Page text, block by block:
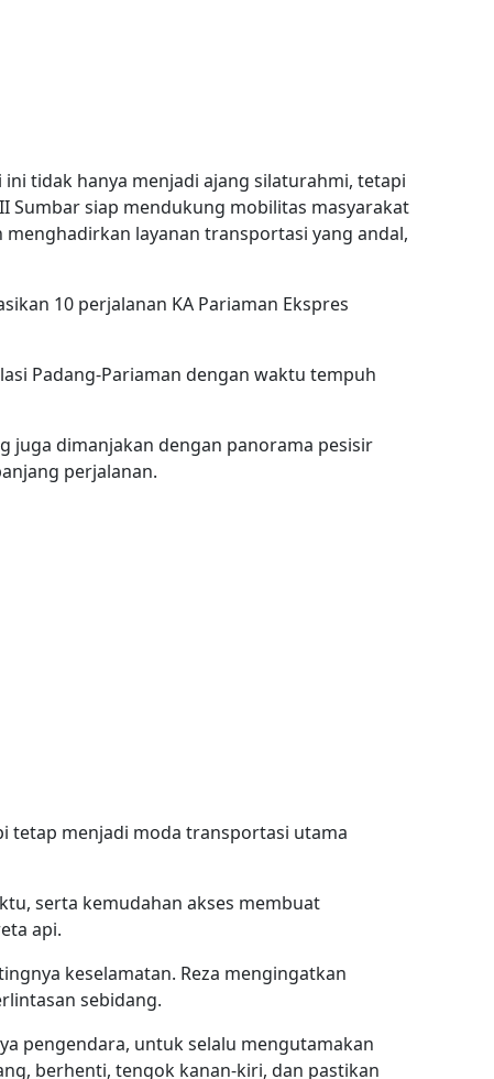
tidak hanya menjadi ajang silaturahmi, tetapi
Sumbar siap mendukung mobilitas masyarakat
layanan transportasi yang andal,
10 perjalanan KA Pariaman Ekspres
Padang-Pariaman dengan waktu tempuh
juga dimanjakan dengan panorama pesisir
perjalanan.
tetap menjadi moda transportasi utama
serta kemudahan akses membuat
api.
keselamatan. Reza mengingatkan
sebidang.
pengendara, untuk selalu mengutamakan
berhenti, tengok kanan-kiri, dan pastikan